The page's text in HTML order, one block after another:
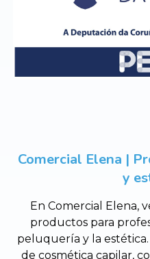
Comercial Elena |
y
En Comercial Elena,
productos para
peluquería y la
de cosmética capilar,